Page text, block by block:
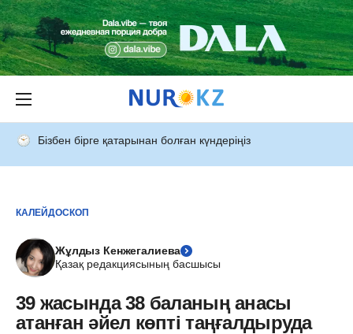
Бізбен бірге қатарынан болған күндеріңіз
КАЛЕЙДОСКОП
Жұлдыз Кенжегалиева
Қазақ редакциясының басшысы
39 жасында 38 баланың анасы
атанған әйел көпті таңғалдыруда